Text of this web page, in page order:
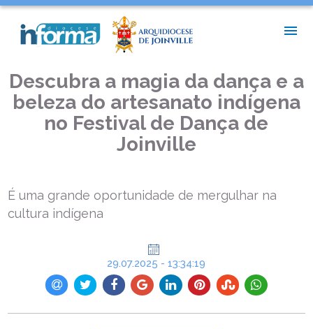
DESCUBRA A MAGIA DA DANÇA E A BELEZA DO ARTESANATO
INDÍGENA NO FESTIVAL DE DANÇA DE JOINVILLE
Descubra a magia da dança e a
beleza do artesanato indígena
no Festival de Dança de
Joinville
É uma grande oportunidade de mergulhar na
cultura indígena
29.07.2025 - 13:34:19